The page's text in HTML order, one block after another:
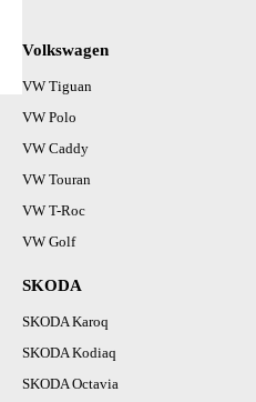
Volkswagen
VW Tiguan
VW Polo
VW Caddy
VW Touran
VW T-Roc
VW Golf
SKODA
SKODA Karoq
SKODA Kodiaq
SKODA Octavia